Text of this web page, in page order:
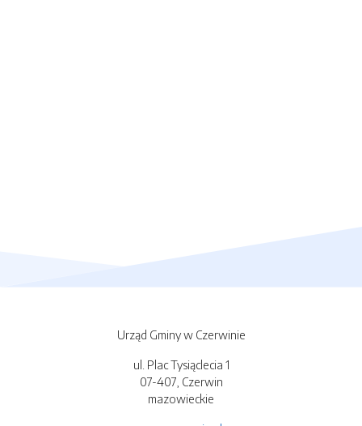
Urząd Gminy w Czerwinie
ul. Plac Tysiąclecia 1
07-407, Czerwin
mazowieckie